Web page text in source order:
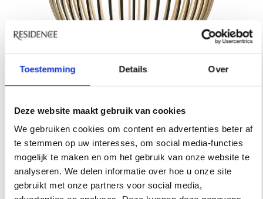
Toestemming Details Over
Deze website maakt gebruik van cookies
We gebruiken cookies om content en advertenties beter af
te stemmen op uw interesses, om social media-functies
mogelijk te maken en om het gebruik van onze website te
analyseren. We delen informatie over hoe u onze site
gebruikt met onze partners voor social media,
SECTO DESIGN –
Deze berkenhouten lamp, ontworpen door
Seppo Koho, geeft zacht licht. Atto 5000
pendant black, € 820.
SHOP